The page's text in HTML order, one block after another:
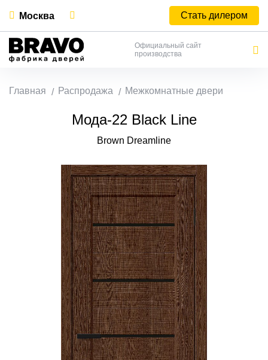
Москва Стать дилером
Официальный сайт
производства
Главная Распродажа Межкомнатные двери
Мода-22 Black Line
Brown Dreamline